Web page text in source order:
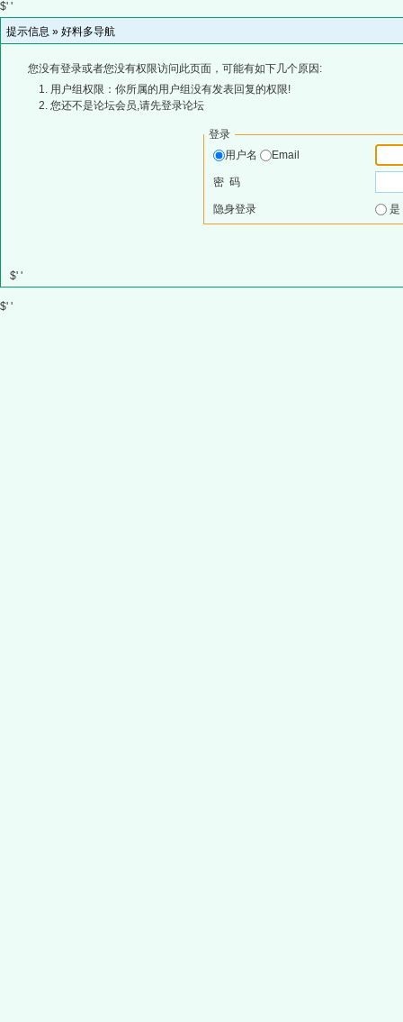
$' '
提示信息 » 好料多导航
您没有登录或者您没有权限访问此页面，可能有如下几个原因:
用户组权限：你所属的用户组没有发表回复的权限!
您还不是论坛会员,请先登录论坛
登录
用户名
Email
密 码
隐身登录
$' '
$' '